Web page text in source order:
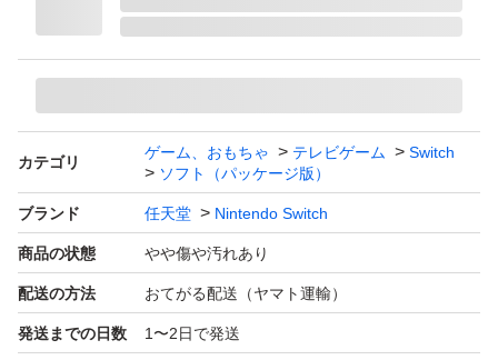
カテゴリ
ゲーム、おもちゃ テレビゲーム
Switch
ソフト（パッケージ版）
ブランド 任天堂 Nintendo Switch
商品の状態 やや傷や汚れあり
配送の方法 おてがる配送（ヤマト運輸）
発送までの日数 1〜2日で発送